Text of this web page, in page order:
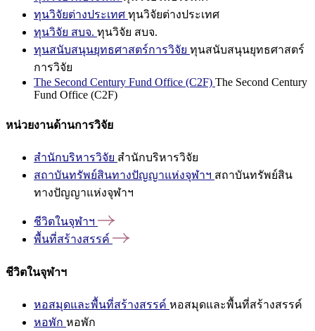
ทุนวิจัยต่างประเทศ ทุนวิจัยต่างประเทศ
ทุนวิจัย สบจ. ทุนวิจัย สบจ.
ทุนสนับสนุนยุทธศาสตร์การวิจัย ทุนสนับสนุนยุทธศาสตร์
การวิจัย
The Second Century Fund Office (C2F) The Second Century
Fund Office (C2F)
หน่วยงานด้านการวิจัย
สำนักบริหารวิจัย สำนักบริหารวิจัย
สถาบันทรัพย์สินทางปัญญาแห่งจุฬาฯ สถาบันทรัพย์สิน
ทางปัญญาแห่งจุฬาฯ
ชีวิตในจุฬาฯ
พื้นที่สร้างสรรค์
ชีวิตในจุฬาฯ
หอสมุดและพื้นที่สร้างสรรค์ หอสมุดและพื้นที่สร้างสรรค์
หอพัก หอพัก